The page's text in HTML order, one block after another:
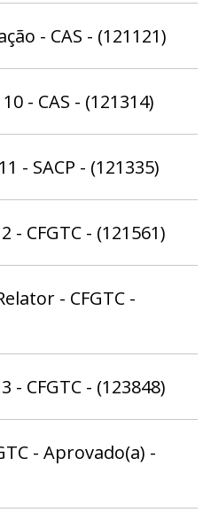
- CAS - (121121)
- CAS - (121314)
- SACP - (121335)
- CFGTC - (121561)
- CFGTC -
- CFGTC - (123848)
- Aprovado(a) -